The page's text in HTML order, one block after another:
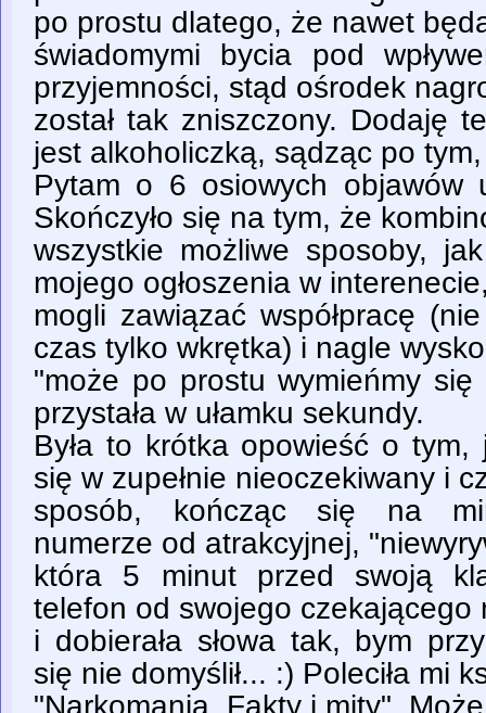
po prostu dlatego, że nawet
świadomymi bycia pod
przyjemności, stąd ośrodek
został tak zniszczony. Dodaję
jest alkoholiczką, sądząc po
Pytam o 6 osiowych objawów
Skończyło się na tym, że
wszystkie możliwe sposoby,
mojego ogłoszenia w
mogli zawiązać współpracę
czas tylko wkrętka) i nagle
"może po prostu wymieńmy
przystała w ułamku sekundy.
Była to krótka opowieść o
się w zupełnie nieoczekiwany i
sposób, kończąc się na
numerze od atrakcyjnej,
która 5 minut przed swoją
telefon od swojego czekającego
i dobierała słowa tak, bym
się nie domyślił... :) Poleciła mi
"Narkomania. Fakty i mity".